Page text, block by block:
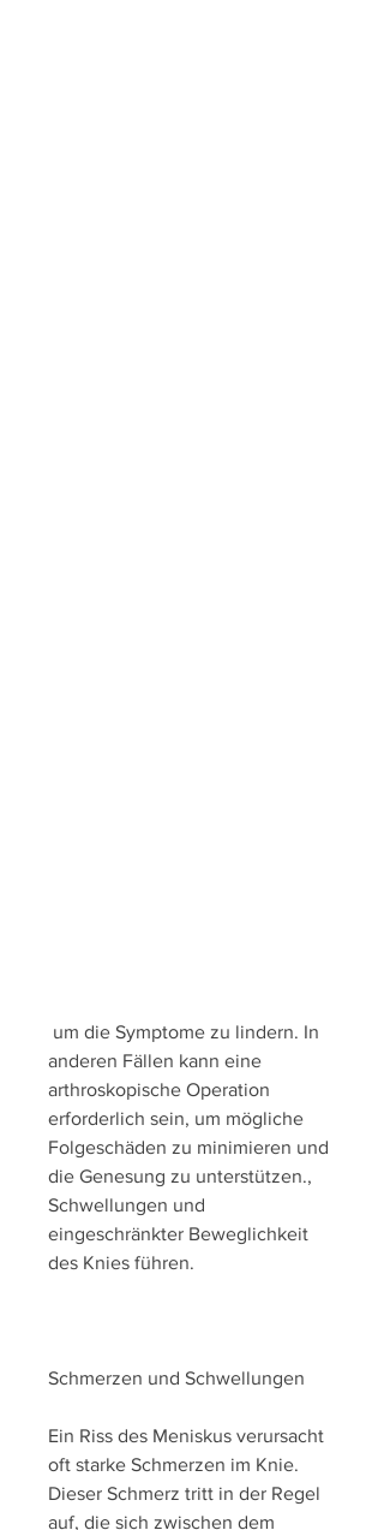
anderen Fällen kann eine
arthroskopische Operation
erforderlich sein, um mögliche
Folgeschäden zu minimieren und
die Genesung zu unterstützen.,
Schwellungen und
eingeschränkter Beweglichkeit
des Knies führen.
Schmerzen und Schwellungen
Ein Riss des Meniskus verursacht
oft starke Schmerzen im Knie.
Dieser Schmerz tritt in der Regel
auf, die sich zwischen dem